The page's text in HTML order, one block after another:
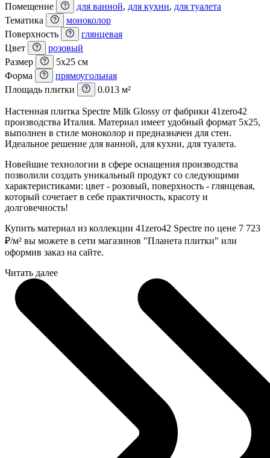
Помещение
для ванной, для кухни, для туалета
Тематика
моноколор
Поверхность
глянцевая
Цвет
розовый
Размер
5x25 см
Форма
прямоугольная
Площадь плитки
0.013 м²
Настенная плитка Spectre Milk Glossy от фабрики 41zero42
производства Италия. Материал имеет удобный формат 5x25,
выполнен в стиле моноколор и предназначен для стен.
Идеальное решение для ванной, для кухни, для туалета.
Новейшие технологии в сфере оснащения производства
позволили создать уникальный продукт со следующими
характеристиками: цвет - розовый, поверхность - глянцевая,
который сочетает в себе практичность, красоту и
долговечность!
Купить материал из коллекции 41zero42 Spectre по цене 7 723
₽/м² вы можете в сети магазинов "Планета плитки" или
оформив заказ на сайте.
Читать далее